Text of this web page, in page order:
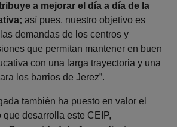
a mejorar el día a día de la
así pues, nuestro objetivo es
demandas de los centros y
que permitan mantener en buen
con una larga trayectoria y una
los barrios de Jerez”.
también ha puesto en valor el
desarrolla este CEIP,